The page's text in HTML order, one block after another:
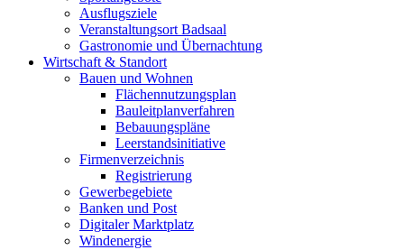
Ausflugsziele
Veranstaltungsort Badsaal
Gastronomie und Übernachtung
Wirtschaft & Standort
Bauen und Wohnen
Flächennutzungsplan
Bauleitplanverfahren
Bebauungspläne
Leerstandsinitiative
Firmenverzeichnis
Registrierung
Gewerbegebiete
Banken und Post
Digitaler Marktplatz
Windenergie